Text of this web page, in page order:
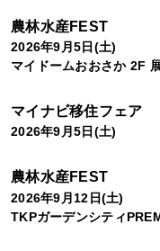
農林水産FEST
2026年9月5日(土)
マイドームおおさか 2F
マイナビ移住フェア
2026年9月5日(土)
農林水産FEST
2026年9月12日(土)
TKPガーデンシティ